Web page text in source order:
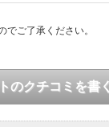
ご了承ください。
のクチコミを書く